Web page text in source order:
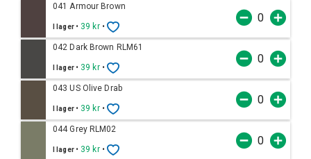
041 Armour Brown
I lager • 39 kr •
042 Dark Brown RLM61
I lager • 39 kr •
043 US Olive Drab
I lager • 39 kr •
044 Grey RLM02
I lager • 39 kr •